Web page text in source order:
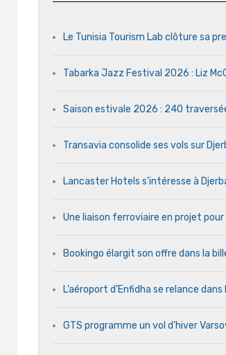
Le Tunisia Tourism Lab clôture sa
Tabarka Jazz Festival 2026 : Liz
Saison estivale 2026 : 240
Transavia consolide ses vols sur
Lancaster Hotels s’intéresse à
Une liaison ferroviaire en projet
Bookingo élargit son offre dans la
L’aéroport d’Enfidha se relance
GTS programme un vol d’hiver